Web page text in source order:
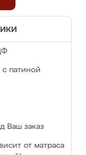
патиной
Ваш заказ
от матраса